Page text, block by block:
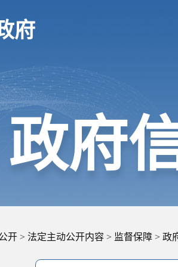
府
政府
开 > 法定主动公开内容 > 监督保障 > 政